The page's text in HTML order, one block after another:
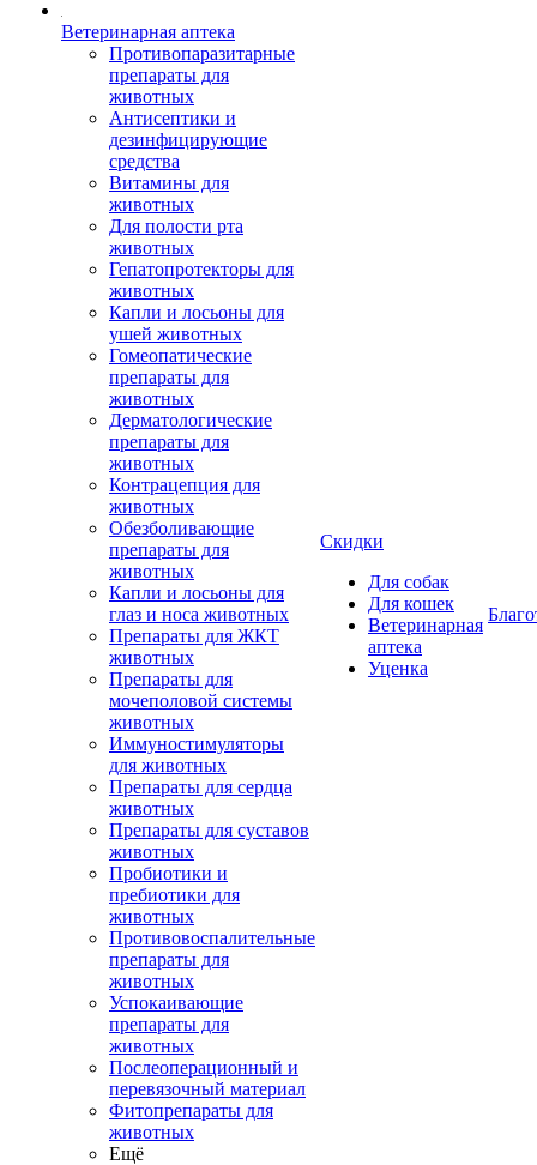
Ветеринарная аптека
Противопаразитарные
препараты для
животных
Антисептики и
дезинфицирующие
средства
Витамины для
животных
Для полости рта
животных
Гепатопротекторы для
животных
Капли и лосьоны для
ушей животных
Гомеопатические
препараты для
животных
Дерматологические
препараты для
животных
Контрацепция для
животных
Обезболивающие
препараты для
животных
Капли и лосьоны для
глаз и носа животных
Препараты для ЖКТ
животных
Препараты для
мочеполовой системы
животных
Иммуностимуляторы
для животных
Препараты для сердца
животных
Препараты для суставов
животных
Пробиотики и
пребиотики для
животных
Противовоспалительные
препараты для
животных
Успокаивающие
препараты для
животных
Послеоперационный и
перевязочный материал
Фитопрепараты для
животных
Ещё
Скидки
Для собак
Для кошек
Ветеринарная
аптека
Уценка